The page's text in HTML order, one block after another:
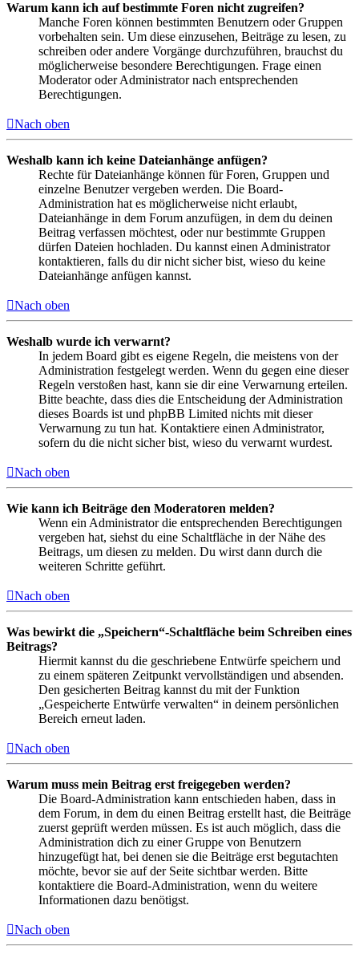
Warum kann ich auf bestimmte Foren nicht zugreifen?
Manche Foren können bestimmten Benutzern oder Gruppen
vorbehalten sein. Um diese einzusehen, Beiträge zu lesen, zu
schreiben oder andere Vorgänge durchzuführen, brauchst du
möglicherweise besondere Berechtigungen. Frage einen
Moderator oder Administrator nach entsprechenden
Berechtigungen.
Nach oben
Weshalb kann ich keine Dateianhänge anfügen?
Rechte für Dateianhänge können für Foren, Gruppen und
einzelne Benutzer vergeben werden. Die Board-
Administration hat es möglicherweise nicht erlaubt,
Dateianhänge in dem Forum anzufügen, in dem du deinen
Beitrag verfassen möchtest, oder nur bestimmte Gruppen
dürfen Dateien hochladen. Du kannst einen Administrator
kontaktieren, falls du dir nicht sicher bist, wieso du keine
Dateianhänge anfügen kannst.
Nach oben
Weshalb wurde ich verwarnt?
In jedem Board gibt es eigene Regeln, die meistens von der
Administration festgelegt werden. Wenn du gegen eine dieser
Regeln verstoßen hast, kann sie dir eine Verwarnung erteilen.
Bitte beachte, dass dies die Entscheidung der Administration
dieses Boards ist und phpBB Limited nichts mit dieser
Verwarnung zu tun hat. Kontaktiere einen Administrator,
sofern du die nicht sicher bist, wieso du verwarnt wurdest.
Nach oben
Wie kann ich Beiträge den Moderatoren melden?
Wenn ein Administrator die entsprechenden Berechtigungen
vergeben hat, siehst du eine Schaltfläche in der Nähe des
Beitrags, um diesen zu melden. Du wirst dann durch die
weiteren Schritte geführt.
Nach oben
Was bewirkt die „Speichern“-Schaltfläche beim Schreiben eines
Beitrags?
Hiermit kannst du die geschriebene Entwürfe speichern und
zu einem späteren Zeitpunkt vervollständigen und absenden.
Den gesicherten Beitrag kannst du mit der Funktion
„Gespeicherte Entwürfe verwalten“ in deinem persönlichen
Bereich erneut laden.
Nach oben
Warum muss mein Beitrag erst freigegeben werden?
Die Board-Administration kann entschieden haben, dass in
dem Forum, in dem du einen Beitrag erstellt hast, die Beiträge
zuerst geprüft werden müssen. Es ist auch möglich, dass die
Administration dich zu einer Gruppe von Benutzern
hinzugefügt hat, bei denen sie die Beiträge erst begutachten
möchte, bevor sie auf der Seite sichtbar werden. Bitte
kontaktiere die Board-Administration, wenn du weitere
Informationen dazu benötigst.
Nach oben